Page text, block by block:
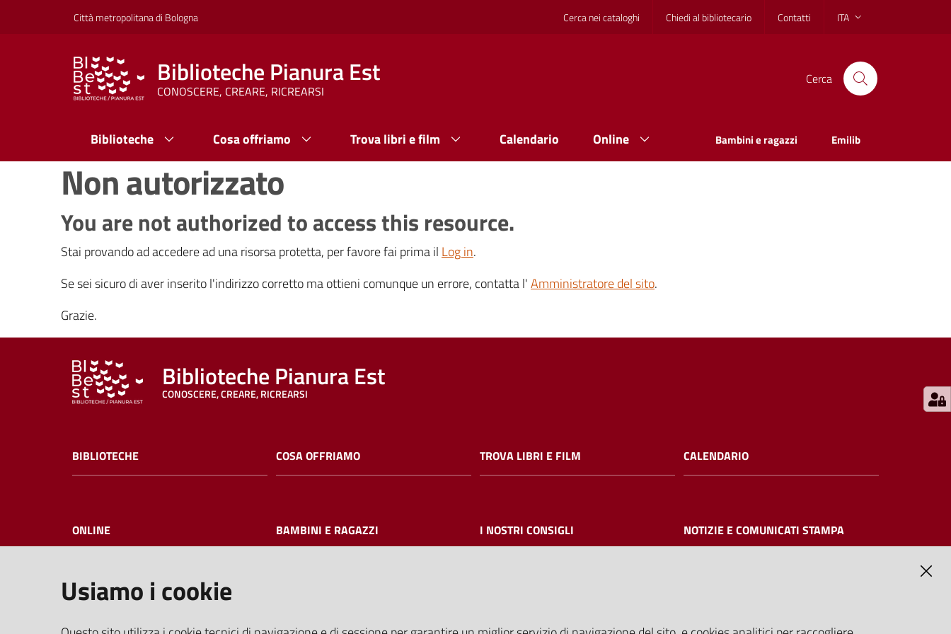
Vai al contenuto
Vai alla navigazioneCittà metropolitana di Bologna Cerca nei cataloghi Chiedi al bibliotecario Contatti ITA
Biblioteche Pianura Est
CONOSCERE, CREARE, RICREARSI
Cerca
Biblioteche Cosa offriamo Trova libri e film Calendario Online Bambini e ragazzi Emilib
Non autorizzato
You are not authorized to access this resource.
Stai provando ad accedere ad una risorsa protetta, per favore fai prima il Log in.
Se sei sicuro di aver inserito l'indirizzo corretto ma ottieni comunque un errore, contatta l'Amministratore del sito.
Grazie.
Biblioteche Pianura Est
CONOSCERE, CREARE, RICREARSI
BIBLIOTECHE COSA OFFRIAMO TROVA LIBRI E FILM CALENDARIO
ONLINE BAMBINI E RAGAZZI I NOSTRI CONSIGLI NOTIZIE E COMUNICATI STAMPA
I NOSTRI EVENTI
Usiamo i cookie